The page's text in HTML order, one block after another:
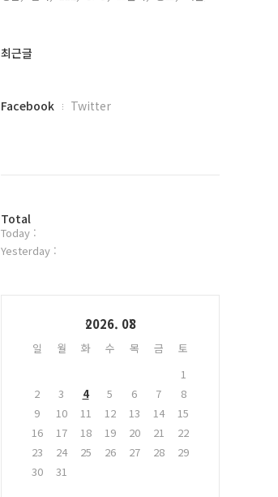
최
최근글
페
플
러
그
Facebook Twitter
방
문
자
Total
Today :
Yesterday :
2026. 08
일 월 화 수 목 금
토
1
2
3 4 5 6 7
8
9
10 11 12 13 14
15
16
17 18 19 20 21
22
23
24 25 26 27 28
29
30
31